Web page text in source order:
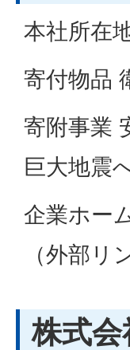
本社所在
寄付物品
寄附事業
巨大地震
企業ホー
（外部リ
株式